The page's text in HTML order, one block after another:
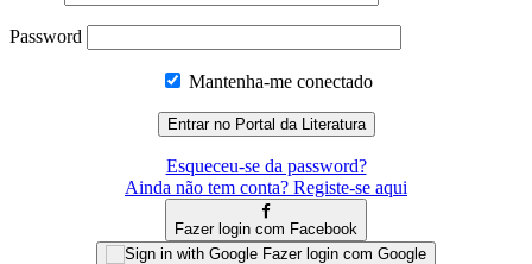
Password
Mantenha-me conectado
Esqueceu-se da password?
Ainda não tem conta? Registe-se aqui
Fazer login com Facebook
Fazer login com Google